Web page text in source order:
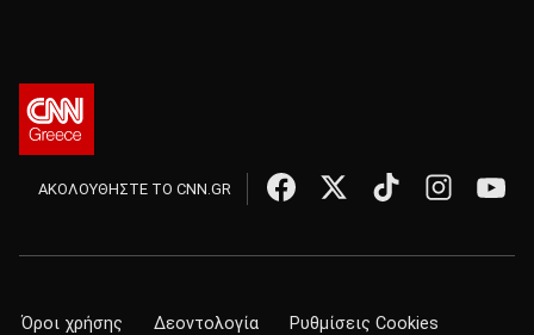
ΑΚΟΛΟΥΘΗΣΤΕ ΤΟ CNN.GR
Όροι χρήσης Δεοντολογία Ρυθμίσεις Cookies